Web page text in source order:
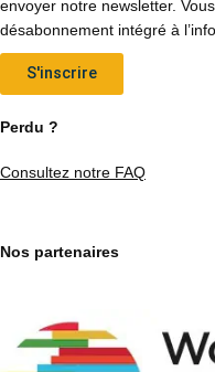
envoyer notre newsletter.
désabonnement intégré à
S'inscrire
Perdu ?
Consultez notre FAQ
Nos partenaires